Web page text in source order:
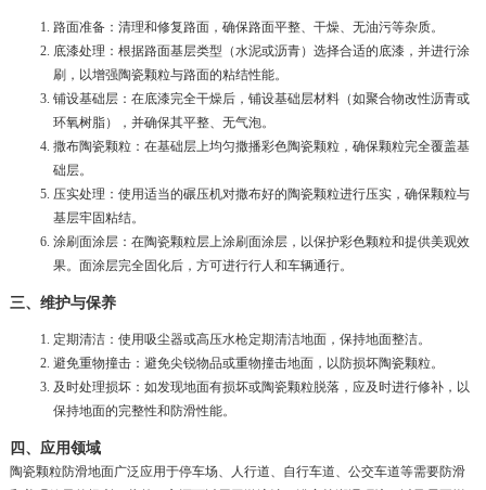
路面准备：清理和修复路面，确保路面平整、干燥、无油污等杂质。
底漆处理：根据路面基层类型（水泥或沥青）选择合适的底漆，并进行涂
刷，以增强陶瓷颗粒与路面的粘结性能。
铺设基础层：在底漆完全干燥后，铺设基础层材料（如聚合物改性沥青或
环氧树脂），并确保其平整、无气泡。
撒布陶瓷颗粒：在基础层上均匀撒播彩色陶瓷颗粒，确保颗粒完全覆盖基
础层。
压实处理：使用适当的碾压机对撒布好的陶瓷颗粒进行压实，确保颗粒与
基层牢固粘结。
涂刷面涂层：在陶瓷颗粒层上涂刷面涂层，以保护彩色颗粒和提供美观效
果。面涂层完全固化后，方可进行行人和车辆通行。
三、维护与保养
定期清洁：使用吸尘器或高压水枪定期清洁地面，保持地面整洁。
避免重物撞击：避免尖锐物品或重物撞击地面，以防损坏陶瓷颗粒。
及时处理损坏：如发现地面有损坏或陶瓷颗粒脱落，应及时进行修补，以
保持地面的完整性和防滑性能。
四、应用领域
陶瓷颗粒防滑地面广泛应用于停车场、人行道、自行车道、公交车道等需要防滑